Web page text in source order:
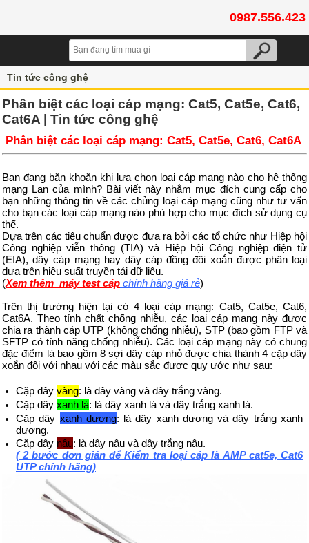
0987.556.423
Tin tức công ghệ
Phân biệt các loại cáp mạng: Cat5, Cat5e, Cat6,
Cat6A | Tin tức công ghệ
Phân biệt các loại cáp mạng: Cat5, Cat5e, Cat6, Cat6A
Bạn đang băn khoăn khi lựa chọn loại cáp mạng nào cho hệ thống
mạng Lan của mình? Bài viết này nhằm mục đích cung cấp cho
bạn những thông tin về các chủng loại cáp mạng cũng như tư vấn
cho bạn các loại cáp mạng nào phù hợp cho mục đích sử dụng cụ
thể.
Dựa trên các tiêu chuẩn được đưa ra bởi các tổ chức như Hiệp hội
Công nghiệp viễn thông (TIA) và Hiệp hội Công nghiệp điện tử
(EIA), dây cáp mạng hay dây cáp đồng đôi xoắn được phân loại
dựa trên hiệu suất truyền tải dữ liệu.
(Xem thêm máy test cáp chính hãng giá rẻ)
Trên thị trường hiện tại có 4 loại cáp mạng: Cat5, Cat5e, Cat6,
Cat6A. Theo tính chất chống nhiễu, các loại cáp mạng này được
chia ra thành cáp UTP (không chống nhiễu), STP (bao gồm FTP và
SFTP có tính năng chống nhiễu). Các loại cáp mạng này có chung
đặc điểm là bao gồm 8 sợi dây cáp nhỏ được chia thành 4 cặp dây
xoắn đôi với nhau với các màu sắc được quy ước như sau:
Cặp dây vàng: là dây vàng và dây trắng vàng.
Cặp dây xanh lá: là dây xanh lá và dây trắng xanh lá.
Cặp dây xanh dương: là dây xanh dương và dây trắng xanh
dương.
Cặp dây nâu: là dây nâu và dây trắng nâu.
( 2 bước đơn giản để Kiểm tra loại cáp là AMP cat5e, Cat6
UTP chính hãng)